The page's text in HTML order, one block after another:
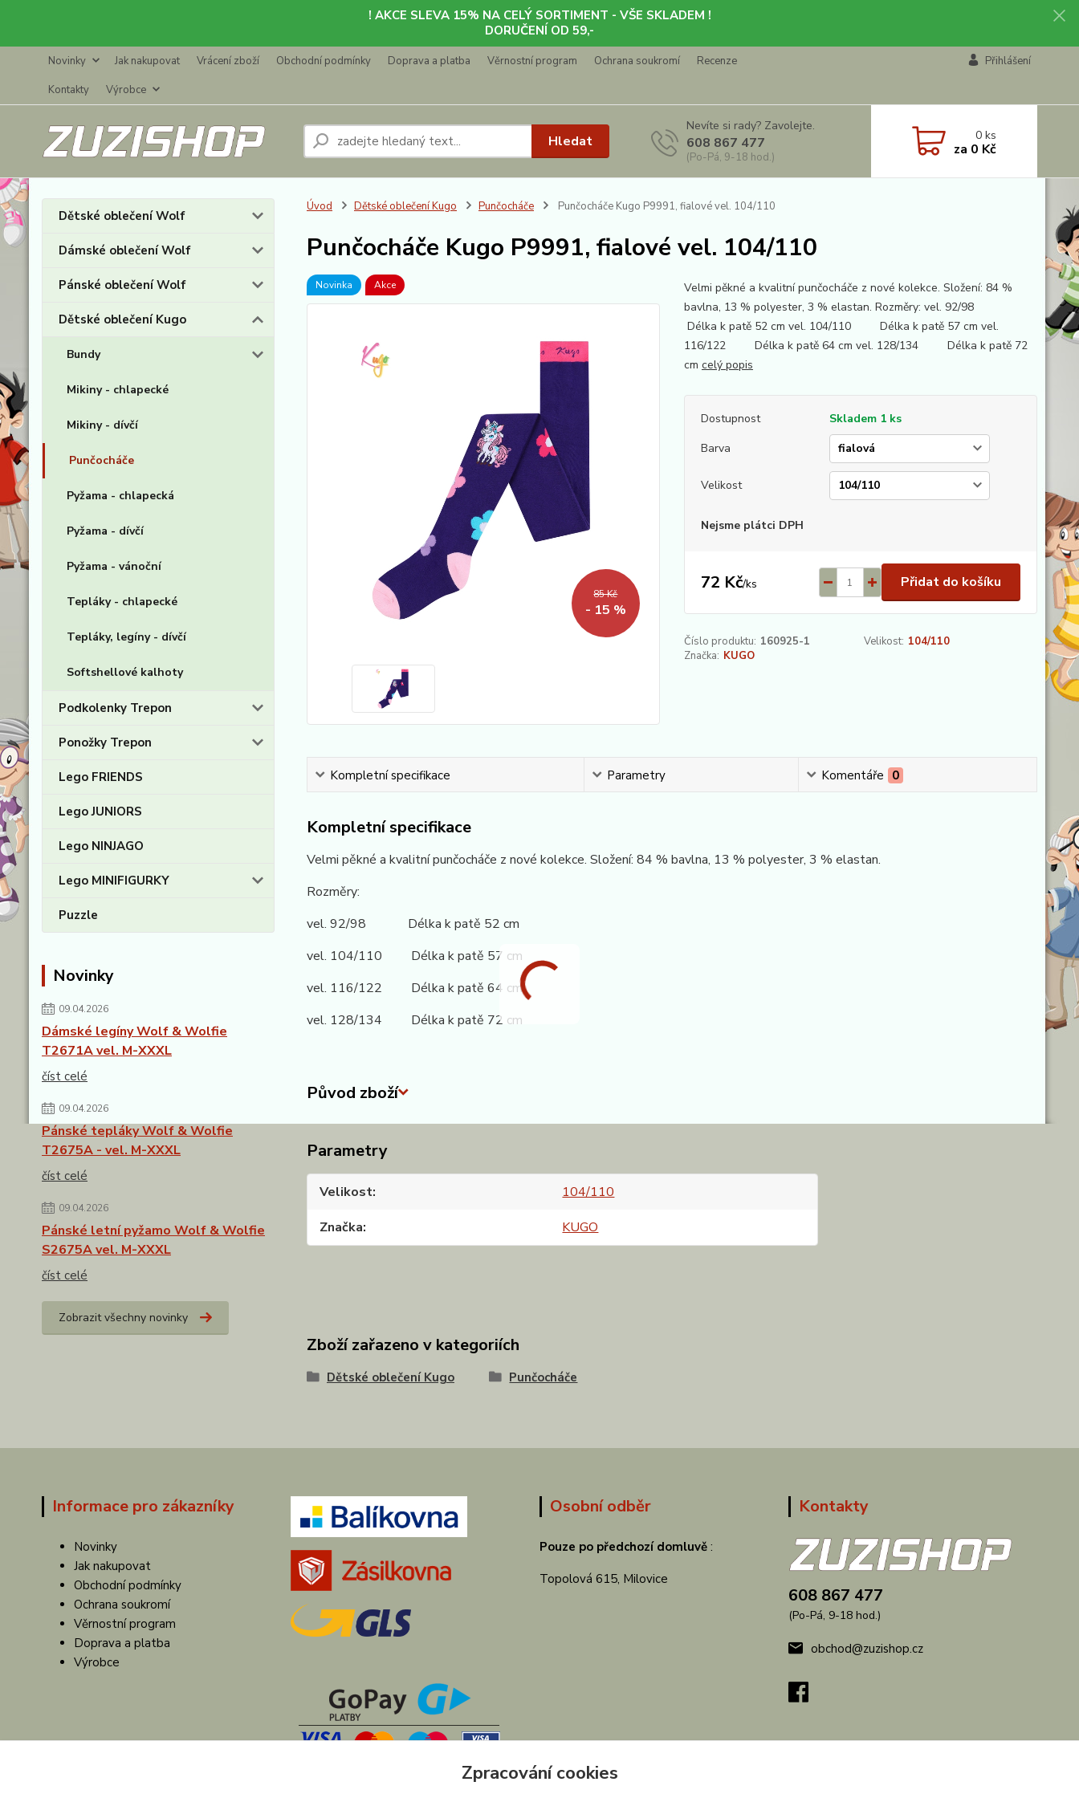
! AKCE SLEVA 15% NA CELÝ SORTIMENT - VŠE SKLADEM !
DORUČENÍ OD 59,-
Novinky Jak nakupovat Vrácení zboží Obchodní podmínky Doprava a platba Věrnostní program Ochrana soukromí
Recenze
Kontakty
Výrobce
Přihlášení
Hledat
Nevíte si rady? Zavolejte.
608 867 477
(Po-Pá, 9-18 hod.)
0ks
za 0 Kč
Dětské oblečení Wolf
Dámské oblečení Wolf
Pánské oblečení Wolf
Dětské oblečení Kugo
Bundy
Mikiny - chlapecké
Mikiny - dívčí
Punčocháče
Pyžama - chlapecká
Pyžama - dívčí
Pyžama - vánoční
Tepláky - chlapecké
Tepláky, legíny - dívčí
Softshellové kalhoty
Podkolenky Trepon
Ponožky Trepon
Lego FRIENDS
Lego JUNIORS
Lego NINJAGO
Lego MINIFIGURKY
Puzzle
Novinky
09.04.2026
Dámské legíny Wolf & Wolfie
T2671A vel. M-XXXL
číst celé
09.04.2026
Pánské tepláky Wolf & Wolfie
T2675A - vel. M-XXXL
číst celé
09.04.2026
Pánské letní pyžamo Wolf & Wolfie
S2675A vel. M-XXXL
číst celé
Zobrazit všechny novinky
Úvod Dětské oblečení Kugo Punčocháče Punčocháče Kugo P9991, fialové vel. 104/110
Punčocháče Kugo P9991, fialové vel. 104/110
Novinka Akce
85 Kč
- 15 %
Velmi pěkné a kvalitní punčocháče z nové kolekce. Složení: 84 %
bavlna, 13 % polyester, 3 % elastan. Rozměry: vel. 92/98
Délka k patě 52 cm vel. 104/110 Délka k patě 57 cm vel.
116/122 Délka k patě 64 cm vel. 128/134 Délka k patě 72
cm celý popis
Dostupnost
Skladem 1 ks
Barva
Velikost
Nejsme plátci DPH
72 Kč/ks Přidat do košíku
Číslo produktu: 160925-1 Velikost: 104/110
Značka: KUGO
Kompletní specifikace Parametry Komentáře 0
Kompletní specifikace
Velmi pěkné a kvalitní punčocháče z nové kolekce. Složení: 84 % bavlna, 13 % polyester, 3 % elastan.
Rozměry:
vel. 92/98 Délka k patě 52 cm
vel. 104/110 Délka k patě 57 cm
vel. 116/122 Délka k patě 64 cm
vel. 128/134 Délka k patě 72 cm
Původ zboží
Parametry
Velikost
104/110
Značka
KUGO
Zboží zařazeno v kategoriích
Dětské oblečení Kugo Punčocháče
Informace pro zákazníky
Novinky
Jak nakupovat
Obchodní podmínky
Ochrana soukromí
Věrnostní program
Doprava a platba
Výrobce
Osobní odběr
Pouze po předchozí domluvě :
Topolová 615, Milovice
Kontakty
608 867 477
(Po-Pá, 9-18 hod.)
obchod@zuzishop.cz
Zpracování cookies